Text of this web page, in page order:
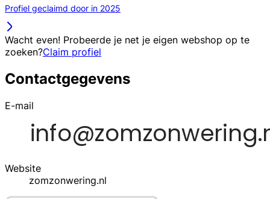
Profiel geclaimd door in 2025
Wacht even! Probeerde je net je eigen webshop op te
zoeken?Claim profiel
Contactgegevens
E-mail
Website
zomzonwering.nl